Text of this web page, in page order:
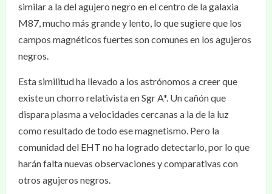
similar a la del agujero negro en el centro de la galaxia
M87, mucho más grande y lento, lo que sugiere que los
campos magnéticos fuertes son comunes en los agujeros
negros.
Esta similitud ha llevado a los astrónomos a creer que
existe un chorro relativista en Sgr A*. Un cañón que
dispara plasma a velocidades cercanas a la de la luz
como resultado de todo ese magnetismo. Pero la
comunidad del EHT no ha logrado detectarlo, por lo que
harán falta nuevas observaciones y comparativas con
otros agujeros negros.